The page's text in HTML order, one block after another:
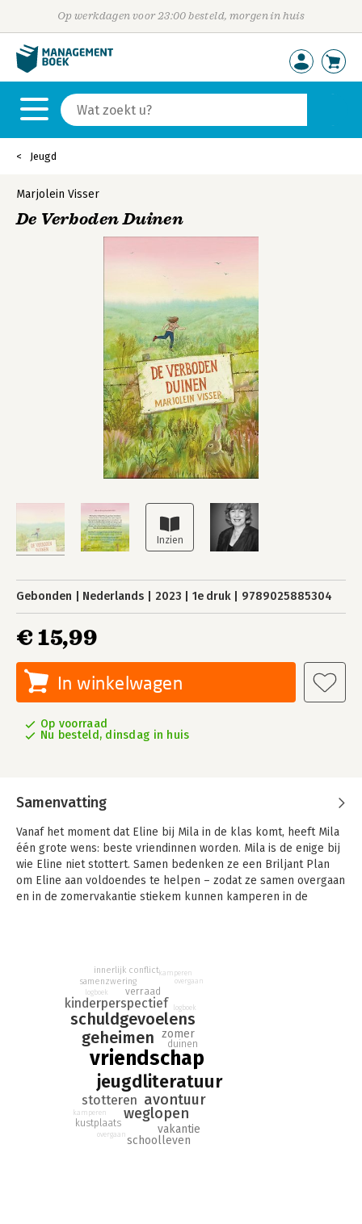
Op werkdagen voor 23:00 besteld, morgen in huis
Jeugd
Marjolein Visser
De Verboden Duinen
Gebonden Nederlands 2023 1e druk 9789025885304
€ 15,99
In winkelwagen
Op voorraad
Nu besteld, dinsdag in huis
Samenvatting
Vanaf het moment dat Eline bij Mila in de klas komt, heeft Mila
één grote wens: beste vriendinnen worden. Mila is de enige bij
wie Eline niet stottert. Samen bedenken ze een Briljant Plan
om Eline aan voldoendes te helpen – zodat ze samen overgaan
en in de zomervakantie stiekem kunnen kamperen in de
vriendschap
jeugdliteratuur
geheimen
schuldgevoelens
avontuur
weglopen
stotteren
kinderperspectief
zomer
vakantie
schoolleven
kustplaats
duinen
verraad
samenzwering
innerlijk conflict
logboek
kamperen
overgaan
logboek
kamperen
overgaan